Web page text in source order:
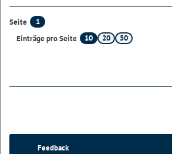
Seite
1
Einträge pro Seite
10 20 50
Feedback